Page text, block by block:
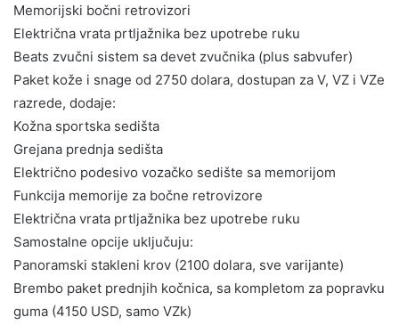
Memorijski bočni retrovizori
Električna vrata prtljažnika bez upotrebe ruku
Beats zvučni sistem sa devet zvučnika (plus sabvufer)
Paket kože i snage od 2750 dolara, dostupan za V, VZ i VZe
razrede, dodaje:
Kožna sportska sedišta
Grejana prednja sedišta
Električno podesivo vozačko sedište sa memorijom
Funkcija memorije za bočne retrovizore
Električna vrata prtljažnika bez upotrebe ruku
Samostalne opcije uključuju:
Panoramski stakleni krov (2100 dolara, sve varijante)
Brembo paket prednjih kočnica, sa kompletom za popravku
guma (4150 USD, samo VZk)